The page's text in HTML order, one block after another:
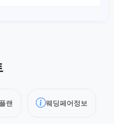
랜 웨딩페어정보